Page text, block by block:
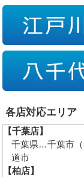
各店対応エリア
【千葉店】
千葉県…千葉市（
道市
【柏店】